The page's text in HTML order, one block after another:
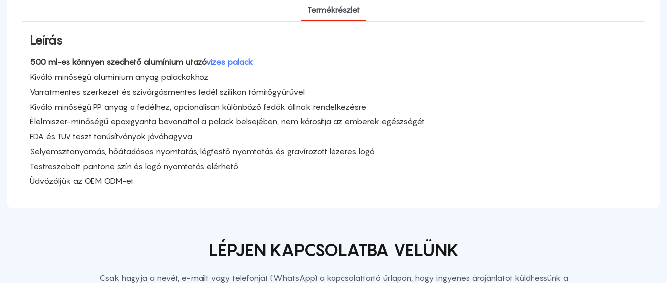
Termékrészlet
Leírás
500 ml-es könnyen szedhető alumínium utazóvizes palack
Kiváló minőségű alumínium anyag palackokhoz
Varratmentes szerkezet és szivárgásmentes fedél szilikon tömítőgyűrűvel
Kiváló minőségű PP anyag a fedélhez, opcionálisan különböző fedők állnak rendelkezésre
Élelmiszer-minőségű epoxigyanta bevonattal a palack belsejében, nem károsítja az emberek egészségét
FDA és TUV teszt tanúsítványok jóváhagyva
Selyemszitanyomás, hőátadásos nyomtatás, légfestő nyomtatás és gravírozott lézeres logó
Testreszabott pantone szín és logó nyomtatás elérhető
Üdvözöljük az OEM ODM-et
LÉPJEN KAPCSOLATBA VELÜNK
Csak hagyja a nevét, e-mailt vagy telefonját (WhatsApp) a kapcsolattartó űrlapon, hogy ingyenes árajánlatot küldhessünk a